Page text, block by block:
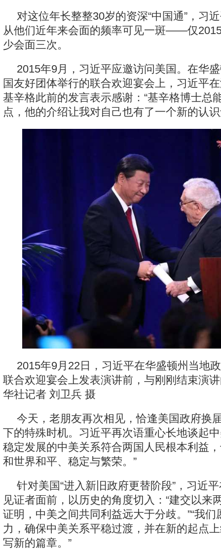
对这位年长整整30岁的资深“中国通”，习
从他们近年来会面的频率可见一斑——仅
少会面三次。
2015年9月，习近平应邀访问美国。在华
国友好团体举行的联合欢迎宴会上，习近平
基辛格此前的发言表示感谢：“基辛格博士总
点，他的介绍让我对自己也有了一个新的认
2015年9月22日，习近平在华盛顿州当地
联合欢迎宴会上发表演讲前，与刚刚结束演
华社记者 刘卫兵 摄
今天，老朋友再次相见，恰逢美国政府换
下的特殊时机。习近平再次语重心长地谈起
稳定发展的中美关系符合两国人民根本利益
和世界和平、稳定与繁荣。”
针对美国“进入新旧政府更替阶段”，习近
见证者面前，以历史的角度切入：“建交以来
证明，中美之间共同利益远大于分歧。”“我
力，确保中美关系平稳过渡，并在新的起点
写新的篇章。”